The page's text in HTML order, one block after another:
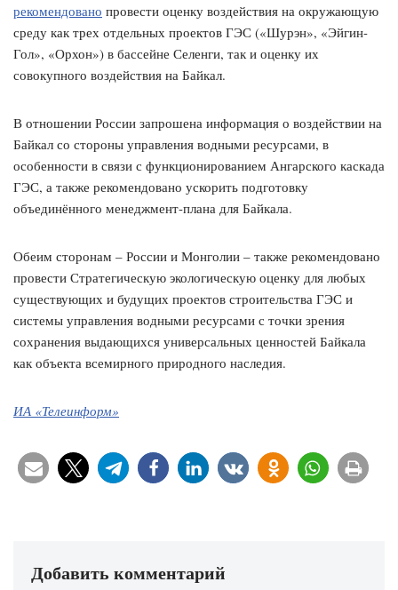
рекомендовано провести оценку воздействия на окружающую
среду как трех отдельных проектов ГЭС («Шурэн», «Эйгин-
Гол», «Орхон») в бассейне Селенги, так и оценку их
совокупного воздействия на Байкал.
В отношении России запрошена информация о воздействии на
Байкал со стороны управления водными ресурсами, в
особенности в связи с функционированием Ангарского каскада
ГЭС, а также рекомендовано ускорить подготовку
объединённого менеджмент-плана для Байкала.
Обеим сторонам – России и Монголии – также рекомендовано
провести Стратегическую экологическую оценку для любых
существующих и будущих проектов строительства ГЭС и
системы управления водными ресурсами с точки зрения
сохранения выдающихся универсальных ценностей Байкала
как объекта всемирного природного наследия.
ИА «Телеинформ»
Добавить комментарий